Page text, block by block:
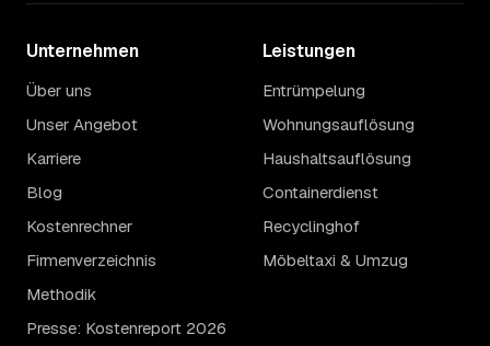
Unternehmen
Über uns
Unser Angebot
Karriere
Blog
Kostenrechner
Firmenverzeichnis
Methodik
Presse: Kostenreport 2026
Leistungen
Entrümpelung
Wohnungsauflösung
Haushaltsauflösung
Containerdienst
Recyclinghof
Möbeltaxi & Umzug